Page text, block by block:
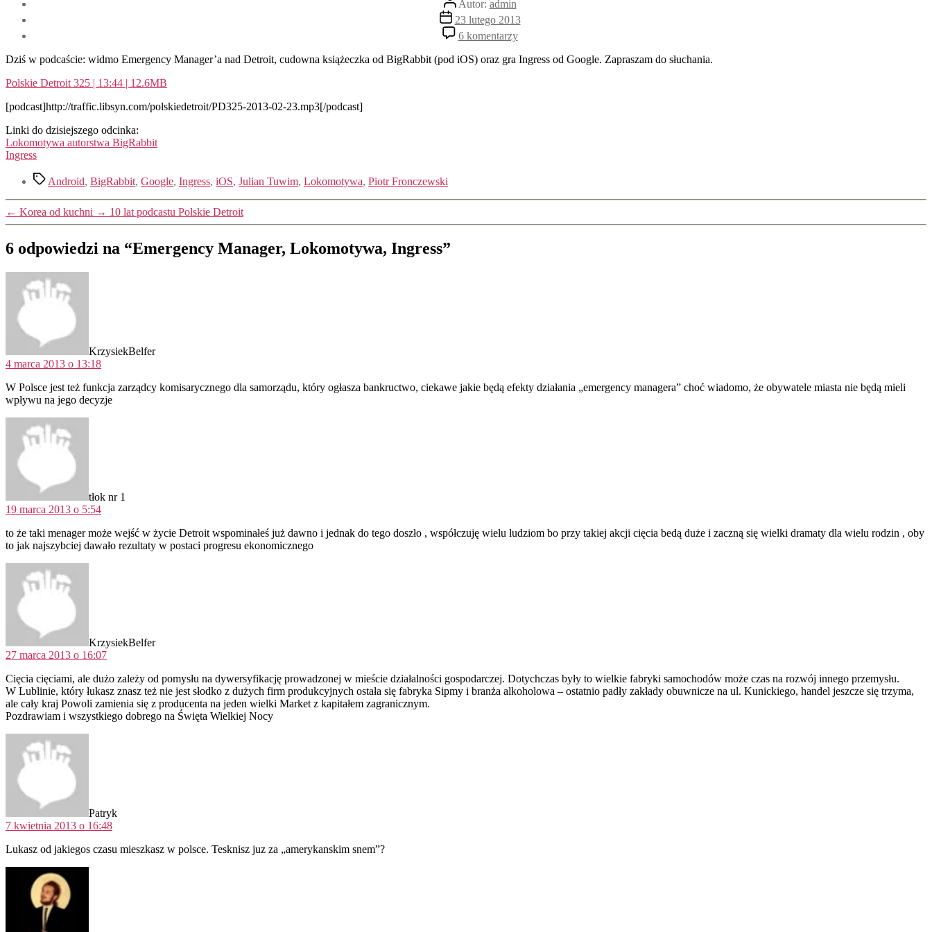
wpisu
Autor: admin
Data
wpisu
23 lutego 2013
6 komentarzydo
Emergency
Manager,
Lokomotywa,
Dziś w podcaście: widmo Emergency Manager’a nad Detroit, cudowna książeczka od BigRabbit (pod iOS) oraz gra Ingress od Google. Zapraszam do słuchania.
Polskie Detroit 325 | 13:44 | 12.6MB
[podcast]http://traffic.libsyn.com/polskiedetroit/PD325-2013-02-23.mp3[/podcast]
Linki do dzisiejszego odcinka:
Lokomotywa autorstwa BigRabbit
Ingress
TagiAndroid, BigRabbit, Google, Ingress, iOS, Julian Tuwim, Lokomotywa, Piotr Fronczewski
← Korea od kuchni → 10 lat podcastu Polskie Detroit
6 odpowiedzi na “Emergency Manager, Lokomotywa, Ingress”
KrzysiekBelfer
4 marca 2013 o 13:18
W Polsce jest też funkcja zarządcy komisarycznego dla samorządu, który ogłasza bankructwo, ciekawe jakie będą efekty działania „emergency managera” choć wiadomo, że obywatele miasta nie będą mieli
wpływu na jego decyzje
tłok nr 1
19 marca 2013 o 5:54
to że taki menager może wejść w życie Detroit wspominałeś już dawno i jednak do tego doszło , współczuję wielu ludziom bo przy takiej akcji cięcia bedą duże i zaczną się wielki dramaty dla wielu rodzin , oby
to jak najszybciej dawało rezultaty w postaci progresu ekonomicznego
KrzysiekBelfer
27 marca 2013 o 16:07
Cięcia cięciami, ale dużo zależy od pomysłu na dywersyfikację prowadzonej w mieście działalności gospodarczej. Dotychczas były to wielkie fabryki samochodów może czas na rozwój innego przemysłu.
W Lublinie, który łukasz znasz też nie jest słodko z dużych firm produkcyjnych ostała się fabryka Sipmy i branża alkoholowa – ostatnio padły zakłady obuwnicze na ul. Kunickiego, handel jeszcze się trzyma,
ale cały kraj Powoli zamienia się z producenta na jeden wielki Market z kapitałem zagranicznym.
Pozdrawiam i wszystkiego dobrego na Święta Wielkiej Nocy
Patryk
7 kwietnia 2013 o 16:48
Lukasz od jakiegos czasu mieszkasz w polsce. Tesknisz juz za „amerykanskim snem”?